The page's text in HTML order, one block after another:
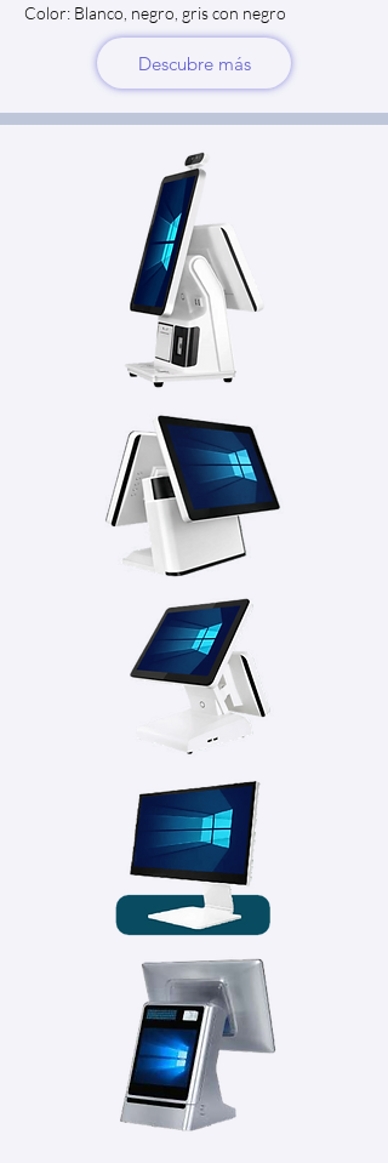
Color: Blanco, negro, gris con negro
Descubre más